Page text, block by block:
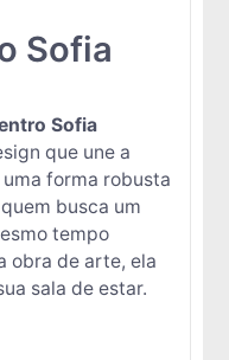
Sofia
Sofia
que une a
forma robusta
busca um
tempo
obra de arte, ela
sala de estar.